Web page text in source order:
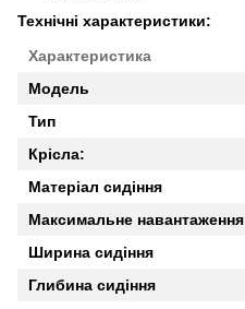
Технічні характеристики:
Характеристика
Модель
Тип
Крісла:
Матеріал сидіння
Максимальне навантаження
Ширина сидіння
Глибина сидіння